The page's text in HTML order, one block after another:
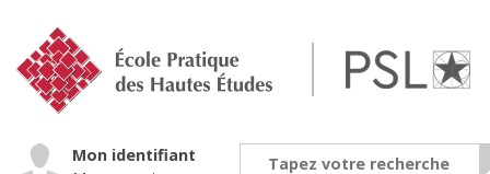
navigation
Mon identifiant